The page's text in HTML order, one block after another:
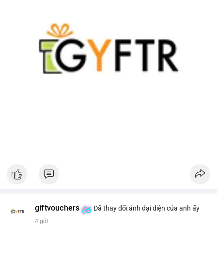
giftvouchers Đã thay đổi ảnh đại diện của anh ấy
4 giờ